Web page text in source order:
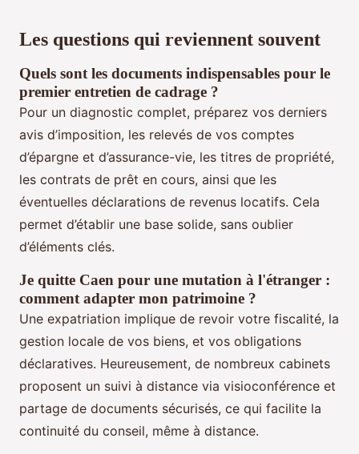
Les questions qui reviennent souvent
Quels sont les documents indispensables pour le
premier entretien de cadrage ?
Pour un diagnostic complet, préparez vos derniers
avis d’imposition, les relevés de vos comptes
d’épargne et d’assurance-vie, les titres de propriété,
les contrats de prêt en cours, ainsi que les
éventuelles déclarations de revenus locatifs. Cela
permet d’établir une base solide, sans oublier
d’éléments clés.
Je quitte Caen pour une mutation à l'étranger :
comment adapter mon patrimoine ?
Une expatriation implique de revoir votre fiscalité, la
gestion locale de vos biens, et vos obligations
déclaratives. Heureusement, de nombreux cabinets
proposent un suivi à distance via visioconférence et
partage de documents sécurisés, ce qui facilite la
continuité du conseil, même à distance.